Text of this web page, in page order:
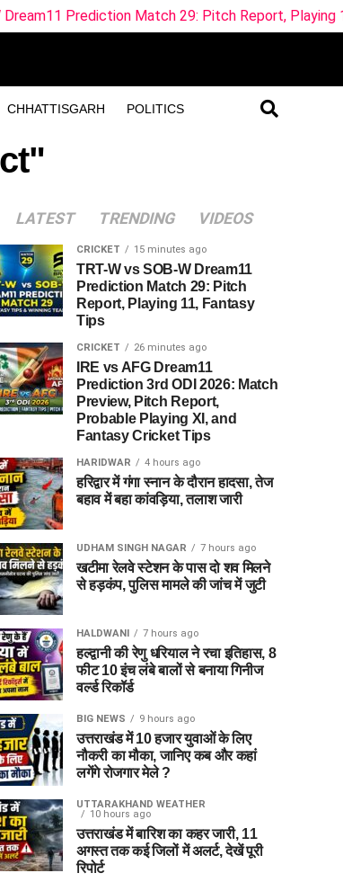
CHHATTISGARH POLITICS
Match 29: Pitch Report, Playing 11, Fantasy
LATEST TRENDING VIDEOS
CRICKET 15 minutes ago
TRT-W vs SOB-W Dream11
Prediction Match 29: Pitch
Report, Playing 11, Fantasy
Tips
CRICKET 26 minutes ago
IRE vs AFG Dream11
Prediction 3rd ODI 2026: Match
Preview, Pitch Report,
Probable Playing XI, and
Fantasy Cricket Tips
HARIDWAR 4 hours ago
हरिद्वार में गंगा स्नान के दौरान हादसा, तेज
बहाव में बहा कांवड़िया, तलाश जारी
UDHAM SINGH NAGAR 7 hours ago
खटीमा रेलवे स्टेशन के पास दो शव मिलने
से हड़कंप, पुलिस मामले की जांच में जुटी
HALDWANI 7 hours ago
हल्द्वानी की रेणु धरियाल ने रचा इतिहास, 8
फीट 10 इंच लंबे बालों से बनाया गिनीज
वर्ल्ड रिकॉर्ड
BIG NEWS 9 hours ago
उत्तराखंड में 10 हजार युवाओं के लिए
नौकरी का मौका, जानिए कब और कहां
लगेंगे रोजगार मेले ?
UTTARAKHAND WEATHER
10 hours ago
उत्तराखंड में बारिश का कहर जारी, 11
अगस्त तक कई जिलों में अलर्ट, देखें पूरी
रिपोर्ट